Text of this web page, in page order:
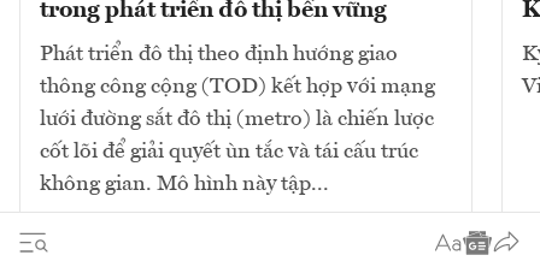
trong phát triển đô thị bền vững
Phát triển đô thị theo định hướng giao
thông công cộng (TOD) kết hợp với mạng
lưới đường sắt đô thị (metro) là chiến lược
cốt lõi để giải quyết ùn tắc và tái cấu trúc
không gian. Mô hình này tập...
10